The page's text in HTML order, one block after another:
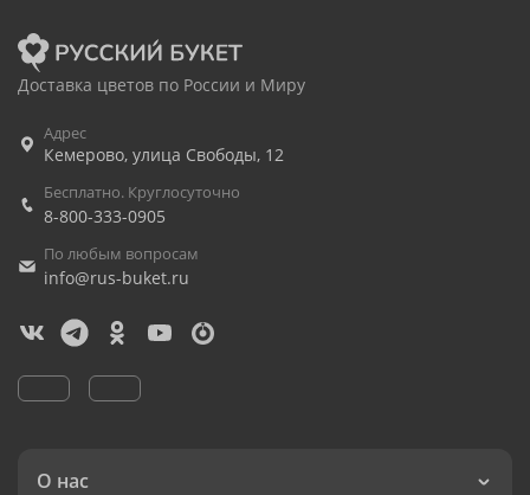
Доставка цветов по России и Миру
Адрес
Кемерово, улица Свободы, 12
Бесплатно. Круглосуточно
8-800-333-0905
По любым вопросам
info@rus-buket.ru
О нас